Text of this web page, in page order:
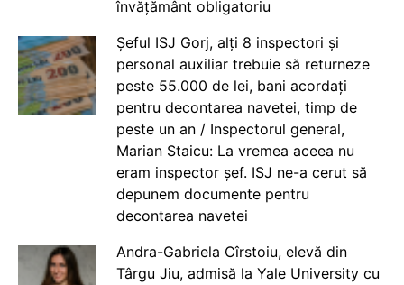
învățământ obligatoriu
Șeful ISJ Gorj, alți 8 inspectori și
personal auxiliar trebuie să returneze
peste 55.000 de lei, bani acordați
pentru decontarea navetei, timp de
peste un an / Inspectorul general,
Marian Staicu: La vremea aceea nu
eram inspector șef. ISJ ne-a cerut să
depunem documente pentru
decontarea navetei
Andra-Gabriela Cîrstoiu, elevă din
Târgu Jiu, admisă la Yale University cu